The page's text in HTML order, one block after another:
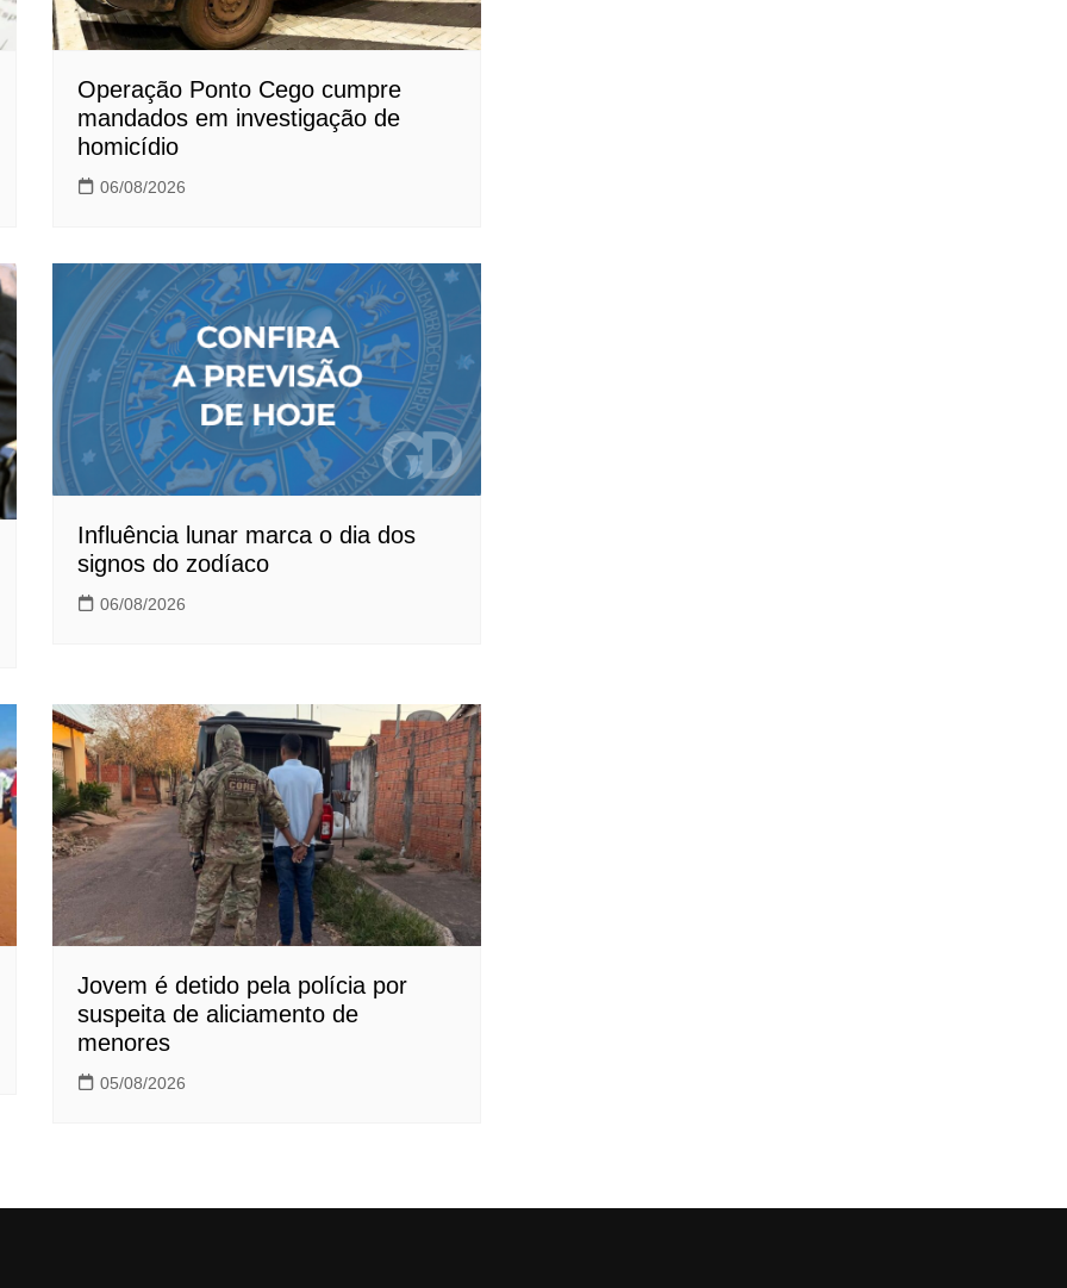
Operação Ponto Cego cumpre
mandados em investigação de
homicídio
06/08/2026
Influência lunar marca o dia dos
signos do zodíaco
06/08/2026
Jovem é detido pela polícia por
suspeita de aliciamento de
menores
05/08/2026